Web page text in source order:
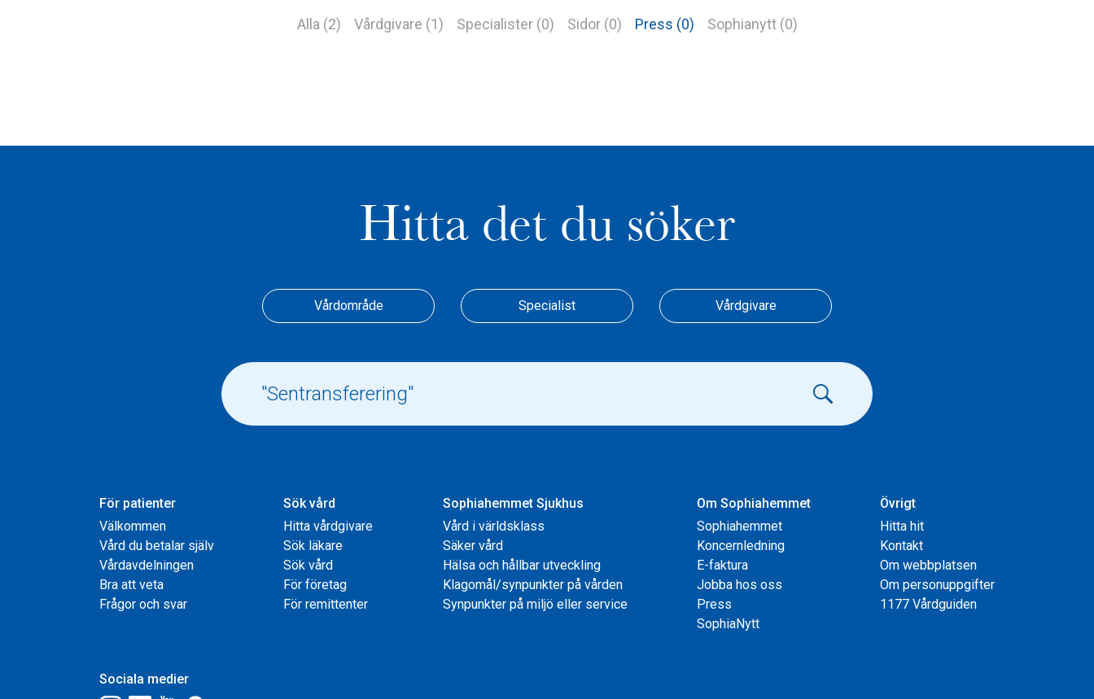
Alla (2) Vårdgivare (1) Specialister (0) Sidor (0) Press (0) Sophianytt (0)
Hitta det du söker
Vårdområde Specialist Vårdgivare
För patienter
Välkommen
Vård du betalar själv
Vårdavdelningen
Bra att veta
Frågor och svar
Sök vård
Hitta vårdgivare
Sök läkare
Sök vård
För företag
För remittenter
Sophiahemmet Sjukhus
Vård i världsklass
Säker vård
Hälsa och hållbar utveckling
Klagomål/synpunkter på vården
Synpunkter på miljö eller service
Om Sophiahemmet
Sophiahemmet
Koncernledning
E-faktura
Jobba hos oss
Press
SophiaNytt
Övrigt
Hitta hit
Kontakt
Om webbplatsen
Om personuppgifter
1177 Vårdguiden
Sociala medier